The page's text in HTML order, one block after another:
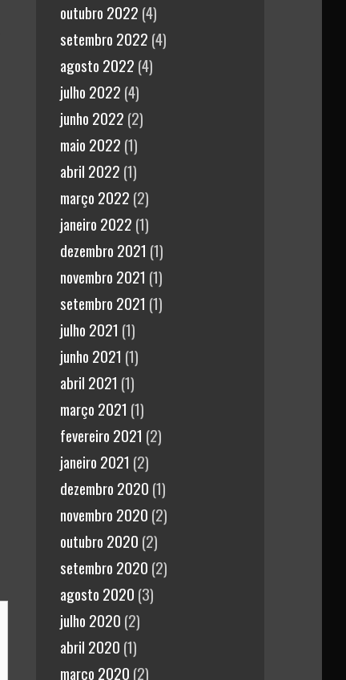
outubro 2022 (4)
setembro 2022 (4)
agosto 2022 (4)
julho 2022 (4)
junho 2022 (2)
maio 2022 (1)
abril 2022 (1)
março 2022 (2)
janeiro 2022 (1)
dezembro 2021 (1)
novembro 2021 (1)
setembro 2021 (1)
julho 2021 (1)
junho 2021 (1)
abril 2021 (1)
março 2021 (1)
fevereiro 2021 (2)
janeiro 2021 (2)
dezembro 2020 (1)
novembro 2020 (2)
outubro 2020 (2)
setembro 2020 (2)
agosto 2020 (3)
julho 2020 (2)
abril 2020 (1)
março 2020 (2)